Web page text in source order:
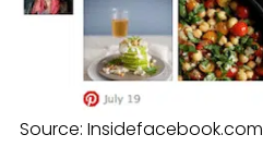
Source: Insidefacebook.com